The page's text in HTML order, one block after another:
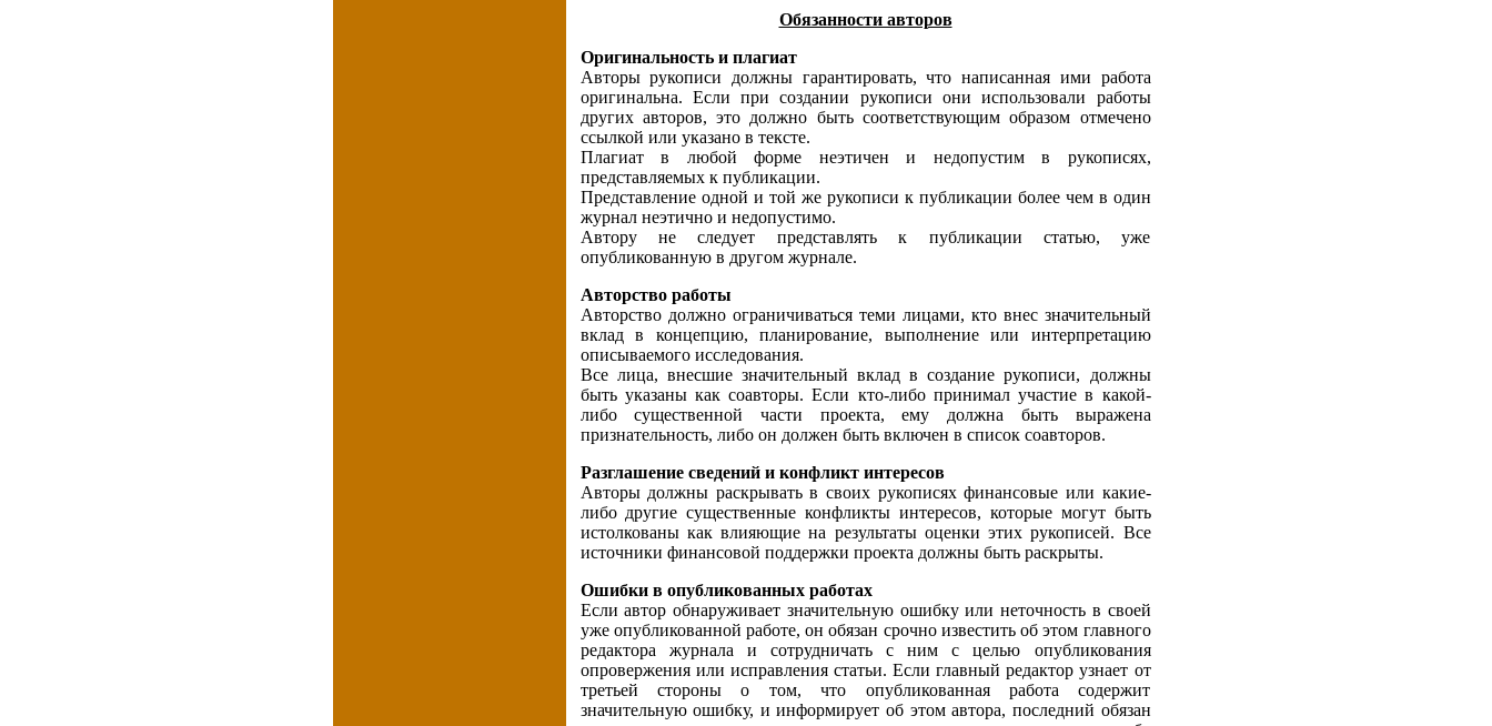
Обязанности авторов
Оригинальность и плагиат
Авторы рукописи должны гарантировать, что написанная ими работа
оригинальна. Если при создании рукописи они использовали работы
других авторов, это должно быть соответствующим образом отмечено
ссылкой или указано в тексте.
Плагиат в любой форме неэтичен и недопустим в рукописях,
представляемых к публикации.
Представление одной и той же рукописи к публикации более чем в один
журнал неэтично и недопустимо.
Автору не следует представлять к публикации статью, уже
опубликованную в другом журнале.
Авторство работы
Авторство должно ограничиваться теми лицами, кто внес значительный
вклад в концепцию, планирование, выполнение или интерпретацию
описываемого исследования.
Все лица, внесшие значительный вклад в создание рукописи, должны
быть указаны как соавторы. Если кто-либо принимал участие в какой-
либо существенной части проекта, ему должна быть выражена
признательность, либо он должен быть включен в список соавторов.
Разглашение сведений и конфликт интересов
Авторы должны раскрывать в своих рукописях финансовые или какие-
либо другие существенные конфликты интересов, которые могут быть
истолкованы как влияющие на результаты оценки этих рукописей. Все
источники финансовой поддержки проекта должны быть раскрыты.
Ошибки в опубликованных работах
Если автор обнаруживает значительную ошибку или неточность в своей
уже опубликованной работе, он обязан срочно известить об этом главного
редактора журнала и сотрудничать с ним с целью опубликования
опровержения или исправления статьи. Если главный редактор узнает от
третьей стороны о том, что опубликованная работа содержит
значительную ошибку, и информирует об этом автора, последний обязан